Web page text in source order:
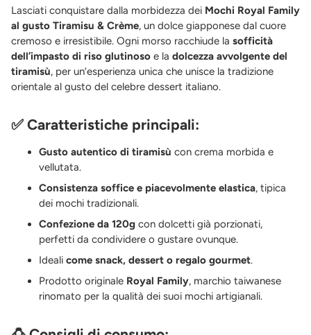
Lasciati conquistare dalla morbidezza dei Mochi Royal Family
al gusto Tiramisu & Crème, un dolce giapponese dal cuore
cremoso e irresistibile. Ogni morso racchiude la sofficità
dell’impasto di riso glutinoso e la dolcezza avvolgente del
tiramisù, per un’esperienza unica che unisce la tradizione
orientale al gusto del celebre dessert italiano.
✅ Caratteristiche principali:
Gusto autentico di tiramisù con crema morbida e
vellutata.
Consistenza soffice e piacevolmente elastica, tipica
dei mochi tradizionali.
Confezione da 120g con dolcetti già porzionati,
perfetti da condividere o gustare ovunque.
Ideali come snack, dessert o regalo gourmet.
Prodotto originale Royal Family, marchio taiwanese
rinomato per la qualità dei suoi mochi artigianali.